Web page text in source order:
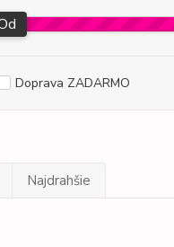
Doprava ZADARMO
Najdrahšie